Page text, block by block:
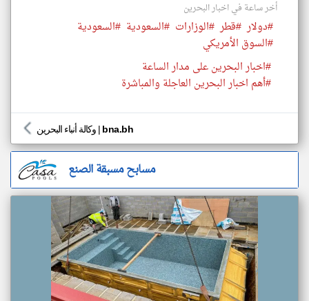
أخر ساعة في اخبار البحرين
#دولار #قطر #الوزارات #السعودية #السعودية
#السوق الأمريكي
#اخبار البحرين على مدار الساعة
#أهم اخبار البحرين العاجلة والمباشرة
وكالة أنباء البحرين | bna.bh
مسابح مسبقة الصنع